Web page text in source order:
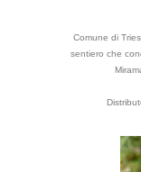
Comune di
sentiero che